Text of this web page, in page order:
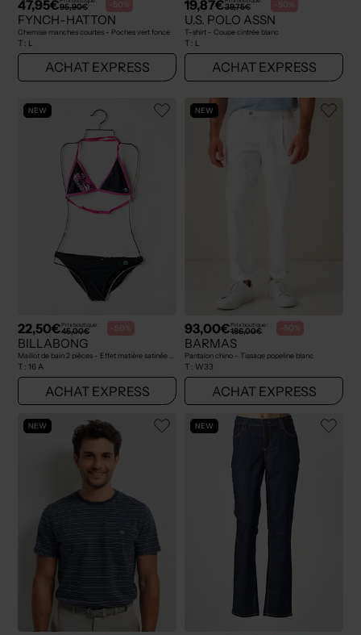
47,95€95,90€ -50%
FYNCH-HATTON
Chemise manches courtes - Poches vert fonce
T : L
ACHAT EXPRESS
19,87€39,75€ -50%
U.S. POLO ASSN
T-shirt - Coupe cintrée blanc
T : L
ACHAT EXPRESS
NEW
22,50€Prix boutique :
45,00€ -50%
BILLABONG
Maillot de bain 2 pièces - Effet matière satinée noir
T : 16 A
ACHAT EXPRESS
NEW
93,00€Prix boutique :
186,00€ -50%
BARMAS
Pantalon chino - Tissage popeline blanc
T : W33
ACHAT EXPRESS
NEW NEW